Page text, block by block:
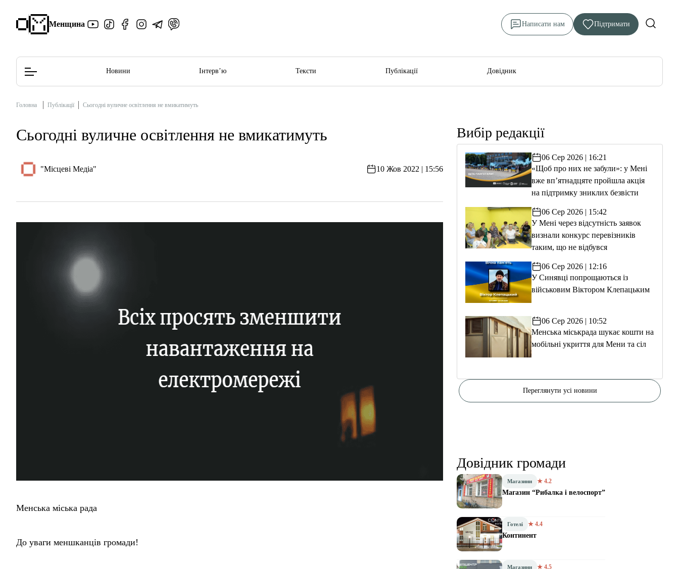
Менщина Написати нам Підтримати
Редакційна політика
Новини Інтерв’ю Тексти Публікації Довідник
Головна Публікації Сьогодні вуличне освітлення не вмикатимуть
Сьогодні вуличне освітлення не вмикатимуть
"Місцеві Медіа" 10 Жов 2022 | 15:56
Менська міська рада
До уваги меншканців громади!
Вибір редакції
06 Сер 2026 | 16:21
«Щоб про них не забули»: у Мені
вже вп’ятнадцяте пройшла акція
на підтримку зниклих безвісти
06 Сер 2026 | 15:42
У Мені через відсутність заявок
визнали конкурс перевізників
таким, що не відбувся
06 Сер 2026 | 12:16
У Синявці попрощаються із
військовим Віктором Клепацьким
06 Сер 2026 | 10:52
Менська міськрада шукає кошти на
мобільні укриття для Мени та сіл
Переглянути усі новини
Довідник громади
Магазини ★ 4.2
Магазин “Рибалка і велоспорт”
Готелі ★ 4.4
Континент
Магазини ★ 4.5